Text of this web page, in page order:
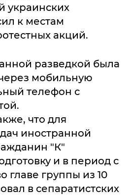
украинских
к местам
акций.
разведкой была
мобильную
телефон с
что для
иностранной
"К"
и в период с
главе группы из 10
в сепаратистских